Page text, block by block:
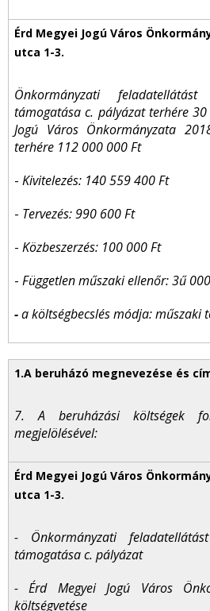
Önkormányzati
támogatása c. pályázat terhére
Jogú Város Önkormányzata
terhére 112 000 000 Ft
- Kivitelezés: 140 559 400 Ft
- Tervezés: 990 600 Ft
- Közbeszerzés: 100 000 Ft
- Független műszaki ellenőr: 3ű
-a költségbecslés módja: műszaki
7. A beruházási költségek
megjelölésével:
- Önkormányzati
támogatása c. pályázat
- Érd Megyei Jogú Város
költségvetése